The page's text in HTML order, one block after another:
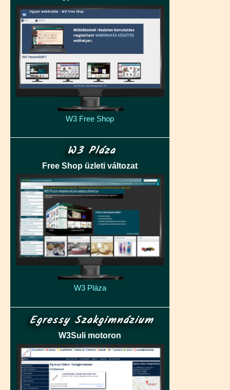
W3 Free Shop
W3 Pláza
Free Shop üzleti változat
W3 Pláza
Egressy Szakgimnázium
W3Suli motoron